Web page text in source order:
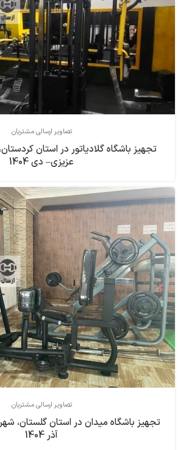
تصاویر ارسالی مشتریان
تجهیز باشگاه گلادیاتور در استان
عزیزی– دی 1404
تصاویر ارسالی مشتریان
تجهیز باشگاه میدان در استان گلستان،
آذر 1404